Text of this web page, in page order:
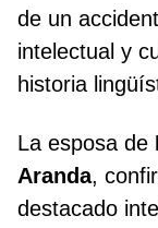
de un
intelectual y
historia
La esposa de
Aranda,
destacado